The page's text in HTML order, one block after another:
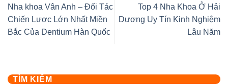
Nha khoa Vân Anh – Đối Tác
Chiến Lược Lớn Nhất Miền
Bắc Của Dentium Hàn Quốc
Top 4 Nha Khoa Ở Hải
Dương Uy Tín Kinh Nghiệm
Lâu Năm
TÌM KIẾM